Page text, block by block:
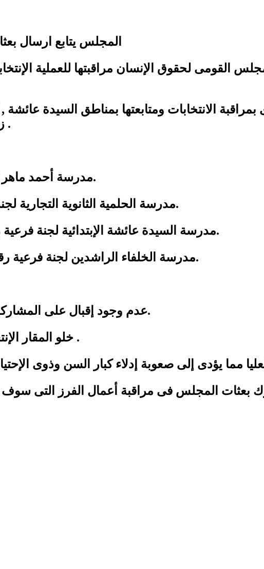
المجلس يتابع ارسال
القومى لحقوق الإنسان مراقبتها للعملية
الانتخابات ومتابعتها بمناطق السيدة عائشة
زينهم ,و مصر الجديدة بمحافظة القاهرة .
• مدرسة أحمد ماهر الصناعية لجنة فرعية رقم (١, ٢) رجال.
• مدرسة الحلمية الثانوية التجارية لجنة فرعية رقم (١٠ رجال) , (١١ سيدات).
• مدرسة السيدة عائشة الإبتدائية لجنة فرعية رقم (١٩ ,٢١رجال) , (٢٠ , ٢٢ سيدات ).
• مدرسة الخلفاء الراشدين لجنة فرعية رقم (١٥ , ١٦ رجال) , ( ١٧ , ١٨ سيدات ).
• عدم وجود إقبال على المشاركة فى العملية الإنتخابية فى تلك اللجان.
• خلو المقار الإنتخابية من أى دعاية إنتخابية للمرشحين .